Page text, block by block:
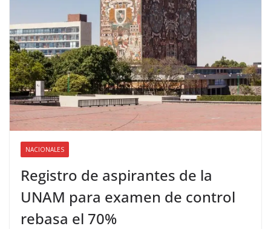
NACIONALES
Registro de aspirantes de la
UNAM para examen de control
rebasa el 70%